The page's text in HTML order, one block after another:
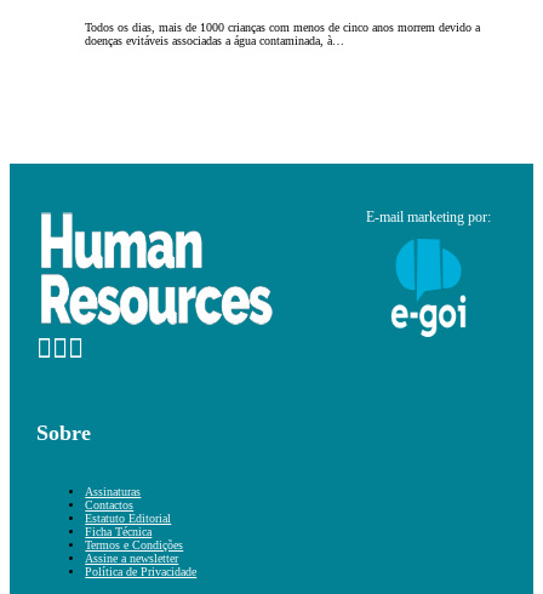
Todos os dias, mais de 1000 crianças com menos de cinco anos morrem devido a
doenças evitáveis associadas a água contaminada, à…
E-mail marketing por:
Sobre
Assinaturas
Contactos
Estatuto Editorial
Ficha Técnica
Termos e Condições
Assine a newsletter
Política de Privacidade